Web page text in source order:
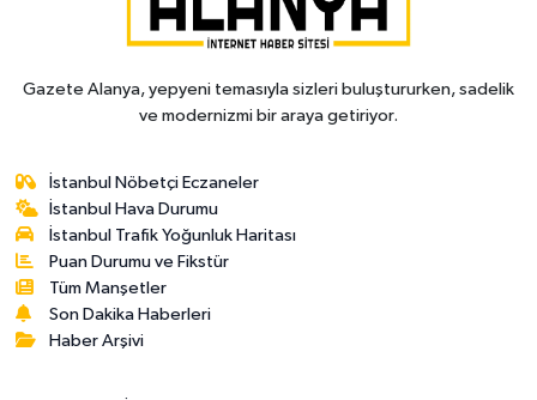
Gazete Alanya, yepyeni temasıyla sizleri buluştururken, sadelik
ve modernizmi bir araya getiriyor.
İstanbul Nöbetçi Eczaneler
İstanbul Hava Durumu
İstanbul Trafik Yoğunluk Haritası
Puan Durumu ve Fikstür
Tüm Manşetler
Son Dakika Haberleri
Haber Arşivi